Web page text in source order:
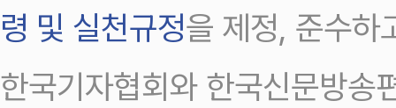
령 및 실천규정을 제정, 준수하
한국기자협회와 한국신문방송